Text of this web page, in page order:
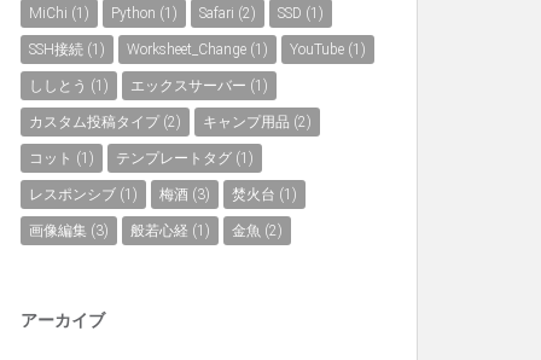
MiChi (1) Python (1) Safari (2) SSD (1)
SSH接続 (1) Worksheet_Change (1) YouTube (1)
ししとう (1) エックスサーバー (1)
カスタム投稿タイプ (2) キャンプ用品 (2)
コット (1) テンプレートタグ (1)
レスポンシブ (1) 梅酒 (3) 焚火台 (1)
画像編集 (3) 般若心経 (1) 金魚 (2)
アーカイブ